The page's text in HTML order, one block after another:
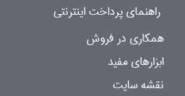
راهنمای پرداخت اینترنتی
همکاری در فروش
ابزارهای مفید
نقشه سایت